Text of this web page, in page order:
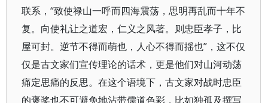
联系，“致使禄山一呼而四海震荡，思明再乱而十年不
复。向使礼让之道宏，仁义之风著。则忠臣孝子，比
屋可封。逆节不得而萌也，人心不得而揺也”，这不仅
仅是古文家们宣传理论的话术，更是他们对山河动荡
痛定思痛的反思。在这个语境下，古文家对战时忠臣
的褒奖也不可避免地沾带儒道色彩，比如独孤及撰写